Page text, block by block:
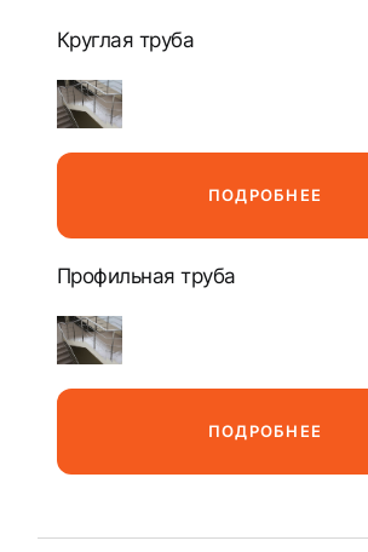
Круглая труба
ПОДРОБНЕЕ
Профильная труба
ПОДРОБНЕЕ